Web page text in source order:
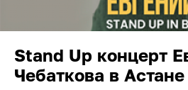
Stand Up концерт
Чебаткова в Астане